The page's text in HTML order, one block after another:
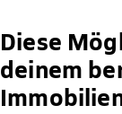
Diese
deinem